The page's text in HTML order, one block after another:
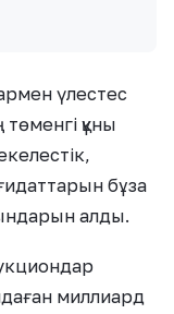
үлестес
құны
бұза
алды.
миллиард